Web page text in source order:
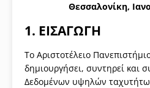
Θεσσαλονίκη,
1. ΕΙΣΑΓΩΓΗ
Το Αριστοτέλειο
δημιουργήσει, συντηρεί και
Δεδομένων υψηλών